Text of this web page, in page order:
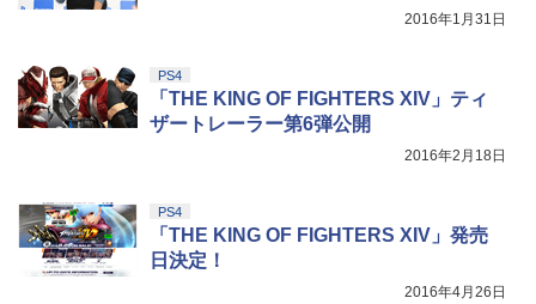
2016年1月31日
PS4
「THE KING OF FIGHTERS XIV」ティ
ザートレーラー第6弾公開
2016年2月18日
PS4
「THE KING OF FIGHTERS XIV」発売
日決定！
2016年4月26日